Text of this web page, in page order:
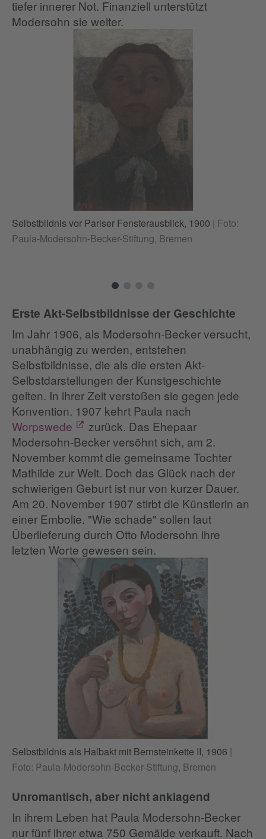
tiefer innerer Not. Finanziell unterstützt
Modersohn sie weiter.
Selbstbildnis vor Pariser Fensterausblick, 1900 | Foto:
Paula-Modersohn-Becker-Stiftung, Bremen
Erste Akt-Selbstbildnisse der Geschichte
Im Jahr 1906, als Modersohn-Becker versucht,
unabhängig zu werden, entstehen
Selbstbildnisse, die als die ersten Akt-
Selbstdarstellungen der Kunstgeschichte
gelten. In ihrer Zeit verstoßen sie gegen jede
Konvention. 1907 kehrt Paula nach
Worpswede
zurück. Das Ehepaar
Modersohn-Becker versöhnt sich, am 2.
November kommt die gemeinsame Tochter
Mathilde zur Welt. Doch das Glück nach der
schwierigen Geburt ist nur von kurzer Dauer.
Am 20. November 1907 stirbt die Künstlerin an
einer Embolie. "Wie schade" sollen laut
Überlieferung durch Otto Modersohn ihre
letzten Worte gewesen sein.
Selbstbildnis als Halbakt mit Bernsteinkette II, 1906 |
Foto: Paula-Modersohn-Becker-Stiftung, Bremen
Unromantisch, aber nicht anklagend
In ihrem Leben hat Paula Modersohn-Becker
nur fünf ihrer etwa 750 Gemälde verkauft. Nach